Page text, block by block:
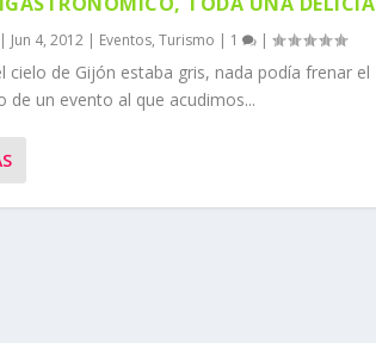
| Jun 4, 2012 | Eventos,Turismo | 1 |
cielo de Gijón estaba gris, nada podía frenar el
de un evento al que acudimos...